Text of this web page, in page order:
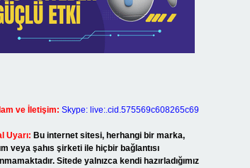
ve İletişim: Skype: live:.cid.575569c608265c69
Uyarı: Bu internet sitesi, herhangi bir marka,
veya şahıs şirketi ile hiçbir bağlantısı
Sitede yalnızca kendi hazırladığımız